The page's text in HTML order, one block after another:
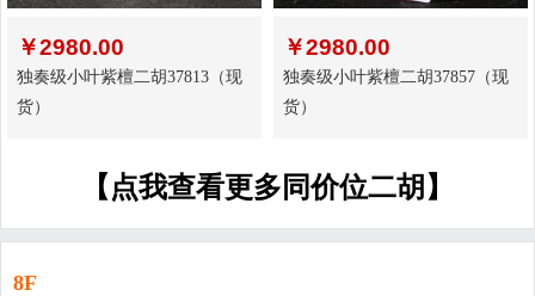
￥2980.00
独奏级小叶紫檀二胡37813（现
货）
￥2980.00
独奏级小叶紫檀二胡37857（现
货）
【点我查看更多同价位二胡】
8F